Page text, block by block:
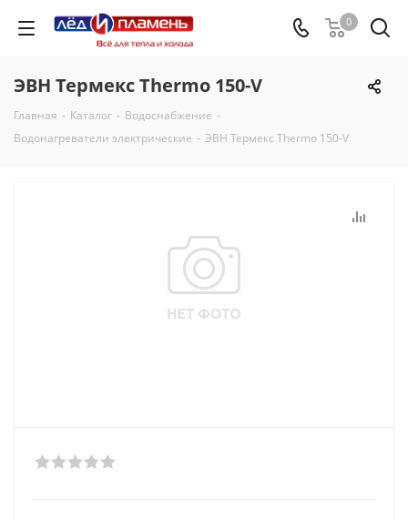
0
ЭВН Термекс Thermo 150-V
Главная - Каталог - Водоснабжение -
Водонагреватели электрические - ЭВН Термекс Thermo 150-V